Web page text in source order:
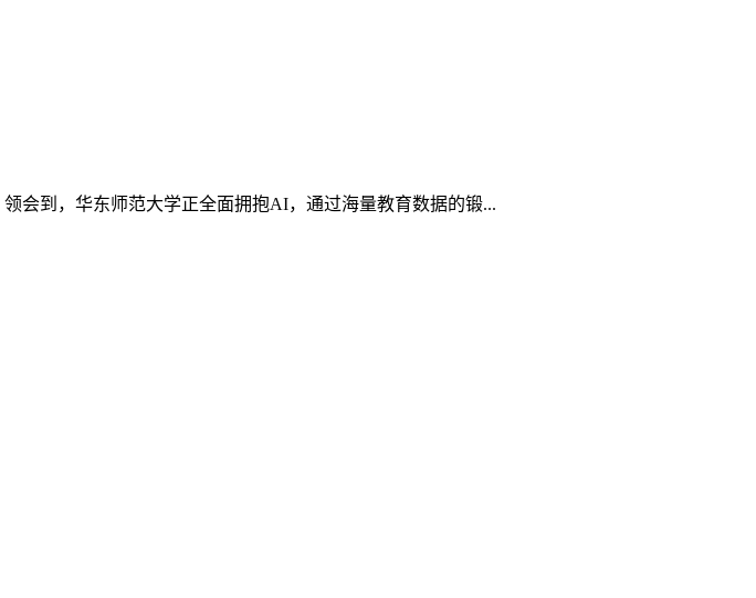
会到，华东师范大学正全面拥抱AI，通过海量教育数据的锻...